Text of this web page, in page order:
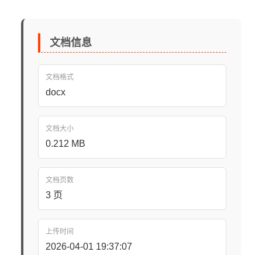
文档信息
文档格式
docx
文档大小
0.212 MB
文档页数
3 页
上传时间
2026-04-01 19:37:07